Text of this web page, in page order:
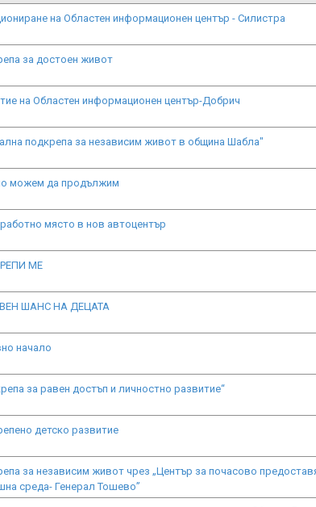
на Областен информационен център - Силистра
за достоен живот
на Областен информационен център-Добрич
подкрепа за независим живот в община Шабла"
можем да продължим
място в нов автоцентър
МЕ
ШАНС НА ДЕЦАТА
начало
за равен достъп и личностно развитие“
детско развитие
за независим живот чрез „Център за почасово
среда- Генерал Тошево”